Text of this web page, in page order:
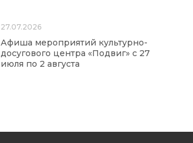
27.07.2026
Афиша мероприятий культурно-
досугового центра «Подвиг» с 27
июля по 2 августа